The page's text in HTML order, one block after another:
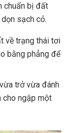
chuẩn bị đất
sạch cỏ.
về trạng thái tơi
bằng phẳng để
trở vừa đánh
cho ngập một